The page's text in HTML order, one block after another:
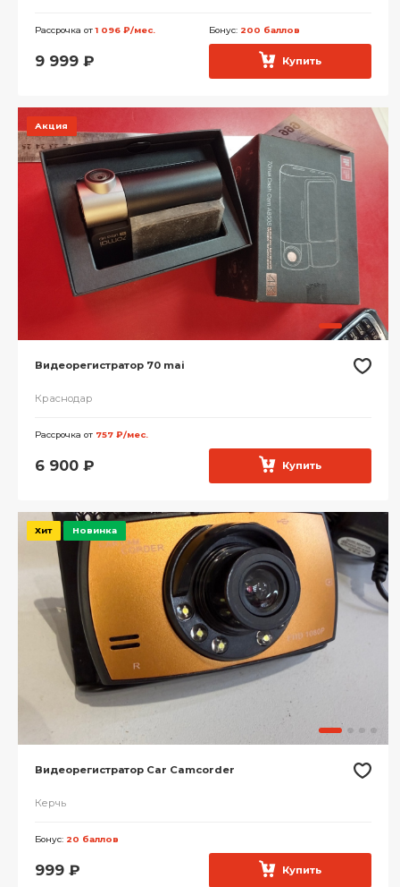
Рассрочка от1 096 ₽/мес. Бонус: 200 баллов
9 999 ₽ Купить
Акция
Видеорегистратор 70 mai
Краснодар
Рассрочка от 757 ₽/мес.
6 900 ₽ Купить
Хит Новинка
Видеорегистратор Car Camcorder
Керчь
Бонус: 20 баллов
999 ₽ Купить